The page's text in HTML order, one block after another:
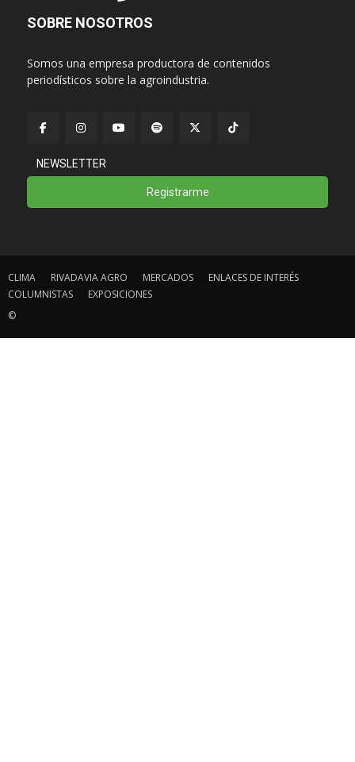
SOBRE NOSOTROS
Somos una empresa productora de contenidos
periodísticos sobre la agroindustria.
NEWSLETTER
Registrarme
CLIMA RIVADAVIA AGRO MERCADOS
ENLACES DE INTERÉS
COLUMNISTAS
EXPOSICIONES
©